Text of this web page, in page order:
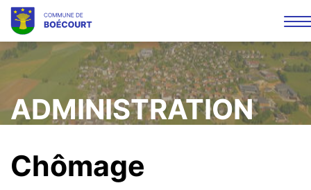
Mots
clés
la
ADMINISTRATION
Chômage